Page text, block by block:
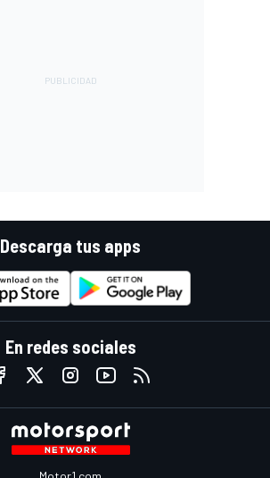
Descarga tus apps
En redes sociales